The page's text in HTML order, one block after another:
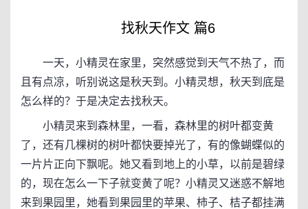
找秋天作文 篇6
一天，小精灵在家里，突然感觉到天气不热了，而
且有点凉，听别说这是秋天到。小精灵想，秋天到底是
怎么样的？于是决定去找秋天。
小精灵来到森林里，一看，森林里的树叶都变黄
了，还有几棵树的树叶都快要掉光了，有的像蝴蝶似的
一片片正向下飘呢。她又看到地上的小草，以前是碧绿
的，现在怎么一下子就变黄了呢？小精灵又迷惑不解地
来到果园里，她看到果园里的苹果、柿子、桔子都挂满